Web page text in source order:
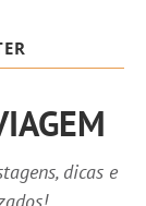
dicas e